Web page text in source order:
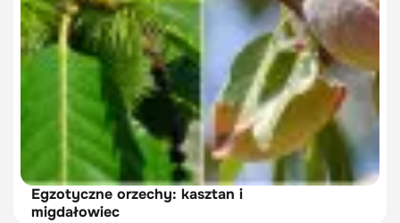
Egzotyczne orzechy: kasztan i
migdałowiec